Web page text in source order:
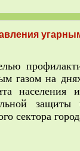
газом на
населения
сектора